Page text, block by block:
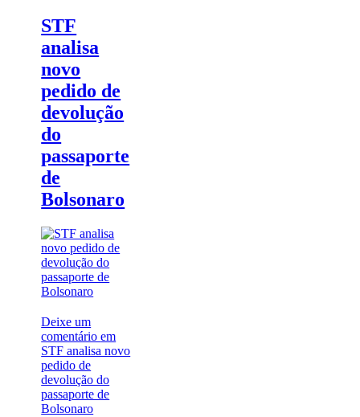
STF
analisa
novo
pedido de
devolução
do
passaporte
de
Bolsonaro
Deixe um
comentárioem
STF analisa novo
pedido de
devolução do
passaporte de
Bolsonaro